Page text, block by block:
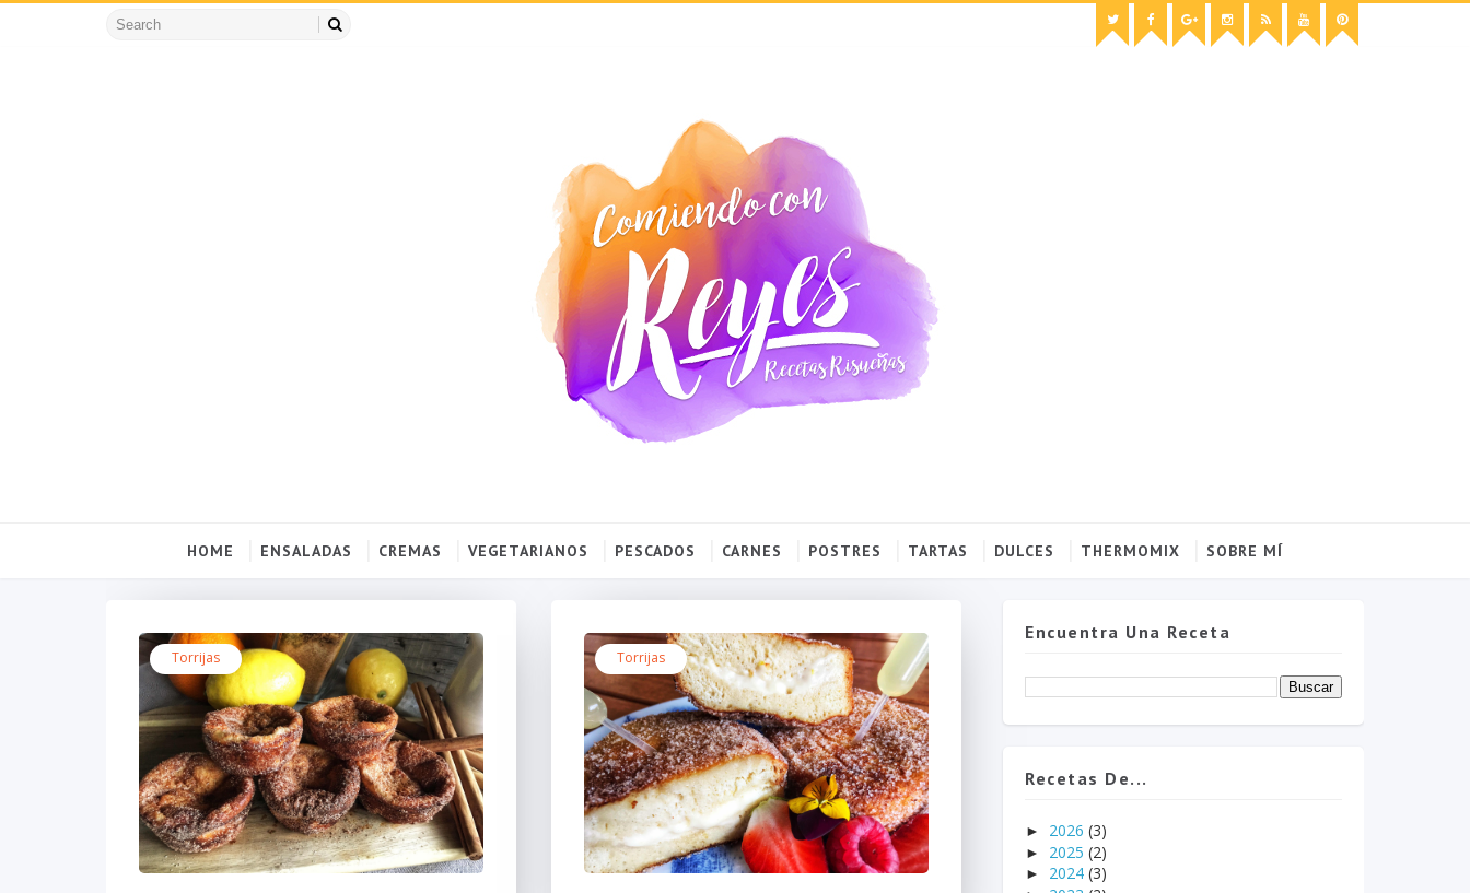
HOME ENSALADAS CREMAS VEGETARIANOS PESCADOS CARNES POSTRES TARTAS DULCES THERMOMIX SOBRE MÍ
Torrijas Torrijas
Encuentra Una Receta
Recetas De...
► 2026 (3)
► 2025 (2)
► 2024 (3)